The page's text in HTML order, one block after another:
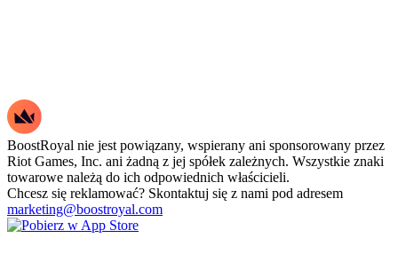
BoostRoyal nie jest powiązany, wspierany ani sponsorowany przez
Riot Games, Inc. ani żadną z jej spółek zależnych. Wszystkie znaki
towarowe należą do ich odpowiednich właścicieli.
Chcesz się reklamować? Skontaktuj się z nami pod adresem
marketing@boostroyal.com